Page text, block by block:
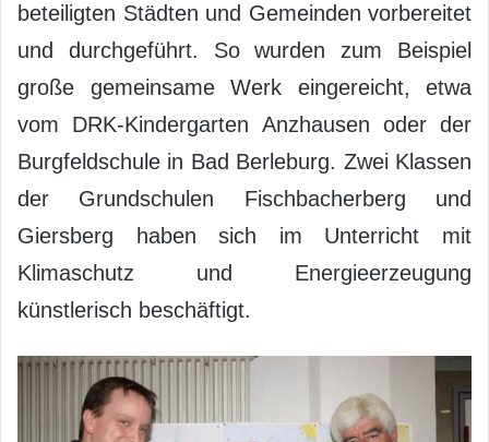
beteiligten Städten und Gemeinden vorbereitet
und durchgeführt. So wurden zum Beispiel
große gemeinsame Werk eingereicht, etwa
vom DRK-Kindergarten Anzhausen oder der
Burgfeldschule in Bad Berleburg. Zwei Klassen
der Grundschulen Fischbacherberg und
Giersberg haben sich im Unterricht mit
Klimaschutz und Energieerzeugung
künstlerisch beschäftigt.